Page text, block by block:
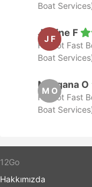
Boat
J F
Jacline F
Feribot Fast
Boat
M O
Morgana O
Feribot Fast
Boat
12Go
Hakkımızda